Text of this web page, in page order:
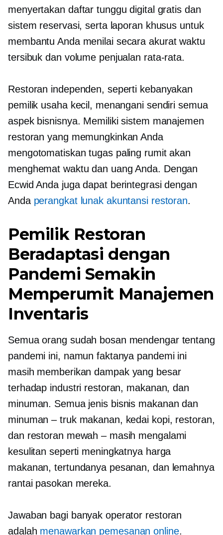
menyertakan daftar tunggu digital gratis dan
sistem reservasi, serta laporan khusus untuk
membantu Anda menilai secara akurat waktu
tersibuk dan volume penjualan rata-rata.
Restoran independen, seperti kebanyakan
pemilik usaha kecil, menangani sendiri semua
aspek bisnisnya. Memiliki sistem manajemen
restoran yang memungkinkan Anda
mengotomatiskan tugas paling rumit akan
menghemat waktu dan uang Anda. Dengan
Ecwid Anda juga dapat berintegrasi dengan
Anda perangkat lunak akuntansi restoran.
Pemilik Restoran
Beradaptasi dengan
Pandemi Semakin
Memperumit Manajemen
Inventaris
Semua orang sudah bosan mendengar tentang
pandemi ini, namun faktanya pandemi ini
masih memberikan dampak yang besar
terhadap industri restoran, makanan, dan
minuman. Semua jenis bisnis makanan dan
minuman – truk makanan, kedai kopi, restoran,
dan restoran mewah – masih mengalami
kesulitan seperti meningkatnya harga
makanan, tertundanya pesanan, dan lemahnya
rantai pasokan mereka.
Jawaban bagi banyak operator restoran
adalah menawarkan pemesanan online.